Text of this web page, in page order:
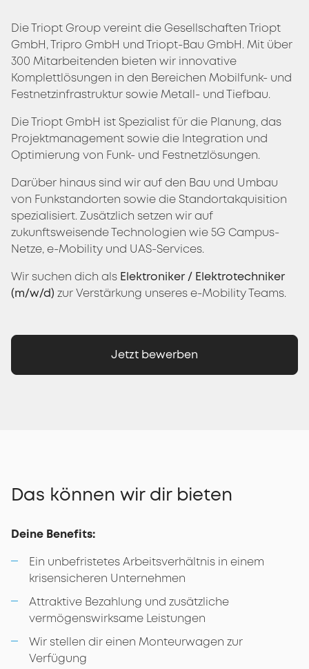
Die Triopt Group vereint die Gesellschaften Triopt
GmbH, Tripro GmbH und Triopt-Bau GmbH. Mit über
300 Mitarbeitenden bieten wir innovative
Komplettlösungen in den Bereichen Mobilfunk- und
Festnetzinfrastruktur sowie Metall- und Tiefbau.
Die Triopt GmbH ist Spezialist für die Planung, das
Projektmanagement sowie die Integration und
Optimierung von Funk- und Festnetzlösungen.
Darüber hinaus sind wir auf den Bau und Umbau
von Funkstandorten sowie die Standortakquisition
spezialisiert. Zusätzlich setzen wir auf
zukunftsweisende Technologien wie 5G Campus-
Netze, e-Mobility und UAS-Services.
Wir suchen dich als Elektroniker / Elektrotechniker
(m/w/d) zur Verstärkung unseres e-Mobility Teams.
Jetzt bewerben
Das können wir dir bieten
Deine Benefits:
Ein unbefristetes Arbeitsverhältnis in einem
krisensicheren Unternehmen
Attraktive Bezahlung und zusätzliche
vermögenswirksame Leistungen
Wir stellen dir einen Monteurwagen zur
Verfügung